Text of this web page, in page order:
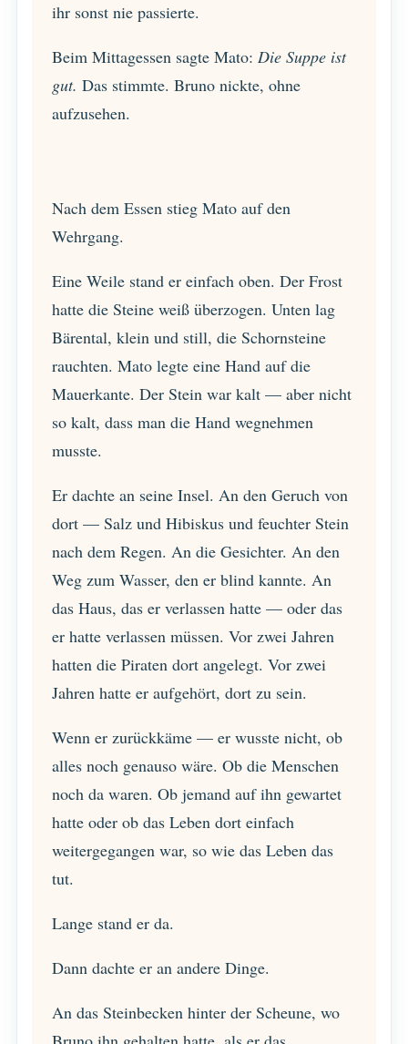
ihr sonst nie passierte.
Beim Mittagessen sagte Mato: Die Suppe ist
gut. Das stimmte. Bruno nickte, ohne
aufzusehen.
Nach dem Essen stieg Mato auf den
Wehrgang.
Eine Weile stand er einfach oben. Der Frost
hatte die Steine weiß überzogen. Unten lag
Bärental, klein und still, die Schornsteine
rauchten. Mato legte eine Hand auf die
Mauerkante. Der Stein war kalt — aber nicht
so kalt, dass man die Hand wegnehmen
musste.
Er dachte an seine Insel. An den Geruch von
dort — Salz und Hibiskus und feuchter Stein
nach dem Regen. An die Gesichter. An den
Weg zum Wasser, den er blind kannte. An
das Haus, das er verlassen hatte — oder das
er hatte verlassen müssen. Vor zwei Jahren
hatten die Piraten dort angelegt. Vor zwei
Jahren hatte er aufgehört, dort zu sein.
Wenn er zurückkäme — er wusste nicht, ob
alles noch genauso wäre. Ob die Menschen
noch da waren. Ob jemand auf ihn gewartet
hatte oder ob das Leben dort einfach
weitergegangen war, so wie das Leben das
tut.
Lange stand er da.
Dann dachte er an andere Dinge.
An das Steinbecken hinter der Scheune, wo